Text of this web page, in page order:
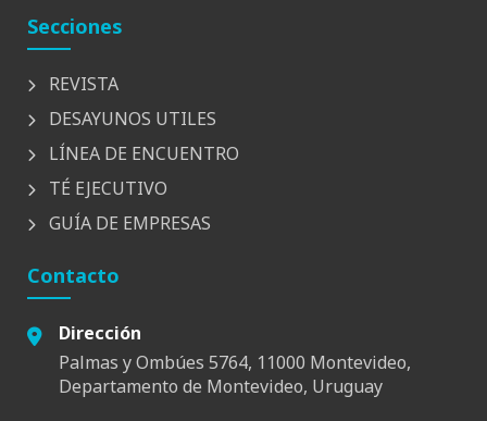
Secciones
REVISTA
DESAYUNOS UTILES
LÍNEA DE ENCUENTRO
TÉ EJECUTIVO
GUÍA DE EMPRESAS
Contacto
Dirección
Palmas y Ombúes 5764, 11000 Montevideo,
Departamento de Montevideo, Uruguay